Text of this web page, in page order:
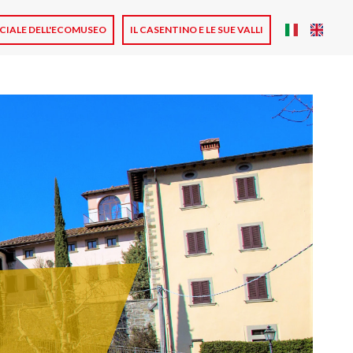
Main
DELL'ECOMUSEO IL CASENTINO E LE SUE VALLI